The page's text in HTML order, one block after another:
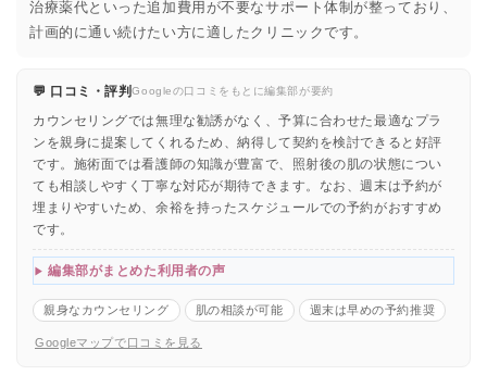
治療薬代といった追加費用が不要なサポート体制が整っており、
計画的に通い続けたい方に適したクリニックです。
💬 口コミ・評判Googleの口コミをもとに編集部が要約
カウンセリングでは無理な勧誘がなく、予算に合わせた最適なプラ
ンを親身に提案してくれるため、納得して契約を検討できると好評
です。施術面では看護師の知識が豊富で、照射後の肌の状態につい
ても相談しやすく丁寧な対応が期待できます。なお、週末は予約が
埋まりやすいため、余裕を持ったスケジュールでの予約がおすすめ
です。
編集部がまとめた利用者の声
親身なカウンセリング 肌の相談が可能 週末は早めの予約推奨
Googleマップで口コミを見る